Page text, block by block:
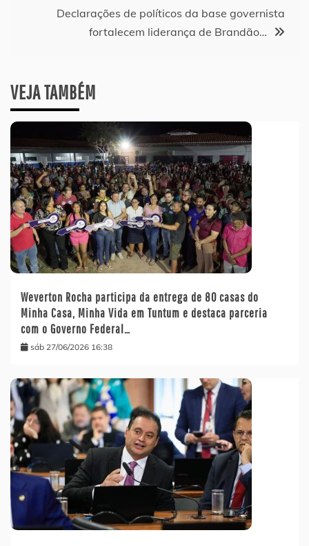
Declarações de políticos da base governista
fortalecem liderança de Brandão…
VEJA TAMBÉM
Weverton Rocha participa da entrega de 80 casas do
Minha Casa, Minha Vida em Tuntum e destaca parceria
com o Governo Federal…
sáb 27/06/2026 16:38